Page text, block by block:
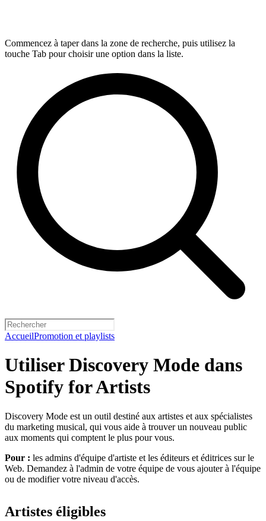
Commencez à taper dans la zone de recherche, puis utilisez la
touche Tab pour choisir une option dans la liste.
AccueilPromotion et playlists
Utiliser Discovery Mode dans
Spotify for Artists
Discovery Mode est un outil destiné aux artistes et aux spécialistes
du marketing musical, qui vous aide à trouver un nouveau public
aux moments qui comptent le plus pour vous.
Pour : les admins d'équipe d'artiste et les éditeurs et éditrices sur le
Web. Demandez à l'admin de votre équipe de vous ajouter à l'équipe
ou de modifier votre niveau d'accès.
Artistes éligibles